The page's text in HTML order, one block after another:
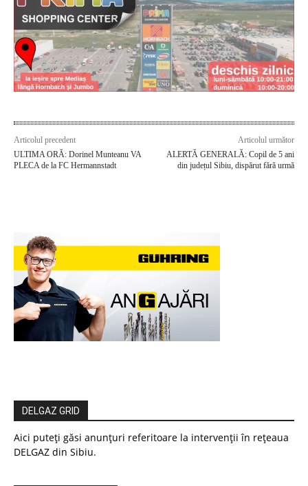
Articolul precedent
ULTIMA ORĂ: Dorinel Munteanu VA
PLECA de la FC Hermannstadt
Articolul următor
ALERTĂ GENERALĂ: Copil de 5 ani
din județul Sibiu, dispărut fără urmă
DELGAZ GRID
Aici puteți găsi anunțuri referitoare la intervenții în rețeaua
DELGAZ din Sibiu.